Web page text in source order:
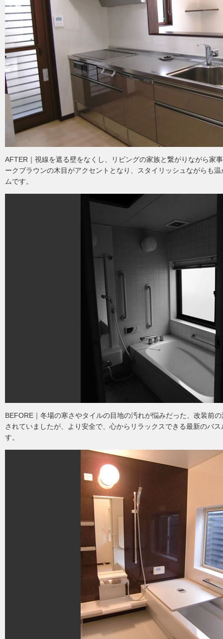
AFTER｜視線を遮る壁をなくし、リビングの家族と繋がりながら家
ークブラウンの木目がアクセントとなり、スタイリッシュながらも
ムです。
BEFORE｜冬場の寒さやタイルの目地の汚れが悩みだった、改装前
されていましたが、より安全で、心からリラックスできる最新のバ
す。